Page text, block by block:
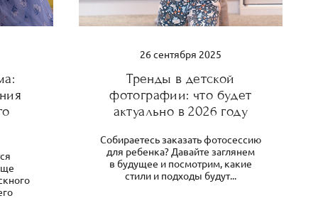
26 сентября 2025
Тренды в детской
фотографии: что будет
актуально в 2026 году
Собираетесь заказать фотосессию
для ребенка? Давайте заглянем
в будущее и посмотрим, какие
стили и подходы будут...